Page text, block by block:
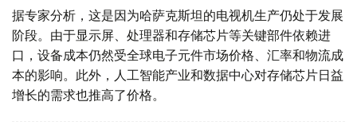
据专家分析，这是因为哈萨克斯坦的电视机生产仍处于发展
阶段。由于显示屏、处理器和存储芯片等关键部件依赖进
口，设备成本仍然受全球电子元件市场价格、汇率和物流成
本的影响。此外，人工智能产业和数据中心对存储芯片日益
增长的需求也推高了价格。